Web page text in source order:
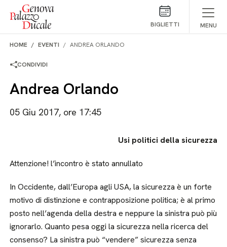
Salta al contenuto
BIGLIETTI MENU
HOME EVENTI ANDREA ORLANDO
CONDIVIDI
Andrea Orlando
05 Giu 2017, ore 17:45
Usi politici della sicurezza
Attenzione! l’incontro è stato annullato
In Occidente, dall’Europa agli USA, la sicurezza è un forte
motivo di distinzione e contrapposizione politica; è al primo
posto nell’agenda della destra e neppure la sinistra può più
ignorarlo. Quanto pesa oggi la sicurezza nella ricerca del
consenso? La sinistra può “vendere” sicurezza senza